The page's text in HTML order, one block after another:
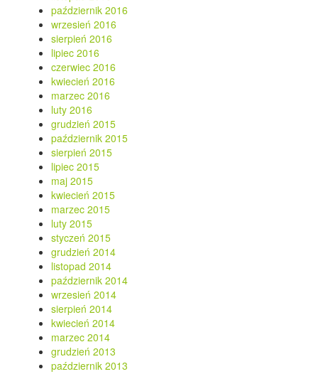
październik 2016
wrzesień 2016
sierpień 2016
lipiec 2016
czerwiec 2016
kwiecień 2016
marzec 2016
luty 2016
grudzień 2015
październik 2015
sierpień 2015
lipiec 2015
maj 2015
kwiecień 2015
marzec 2015
luty 2015
styczeń 2015
grudzień 2014
listopad 2014
październik 2014
wrzesień 2014
sierpień 2014
kwiecień 2014
marzec 2014
grudzień 2013
październik 2013